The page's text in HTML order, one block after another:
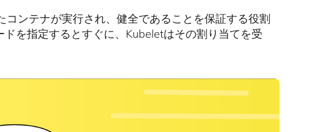
ンテナが実行され、健全であることを保証する役割
を指定するとすぐに、Kubeletはその割り当てを受